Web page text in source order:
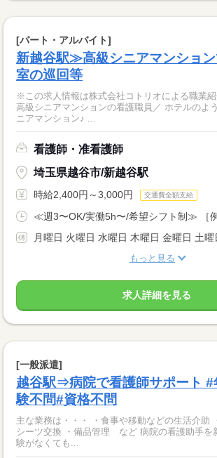
[パート・アルバイト]
新越谷駅≫高級シニアマンショ
室の巡回等
※この求人情報は株式会社コトリオによる職業
高級シニアマンションの看護職員／ ホテルのよ
看護師・准看護師
埼玉県越谷市/新越谷駅
時給2,400円～3,000円 交通費全額支給
≪週3〜OK/実働5h〜/希望シフト制≫ ［例
月曜日 火曜日 水曜日 木曜日 金曜日 土曜
もっと見る
求人詳細を見る
[一般派遣]
越谷駅⇒病院で看護師サポート #
験不問#資格不問
主な業務は・・・ ・食事や移動などの生活介助
シーツ交換 ・備品管理 など 病院の看護助手を新規募集＊ 資格や経
験がなくても...